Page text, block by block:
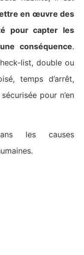
en œuvre des
pour capter les
conséquence.
list, double ou
temps d’arrêt,
pour n’en
les causes